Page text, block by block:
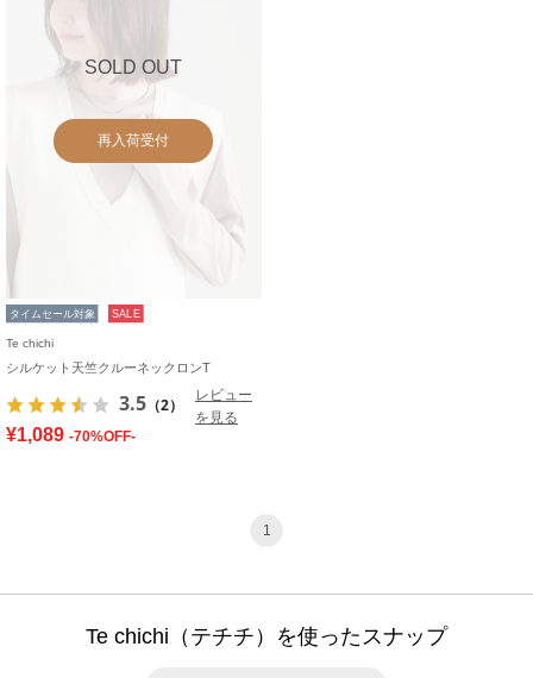
SOLD OUT
再入荷受付
タイムセール対象 SALE
Te chichi
シルケット天竺クルーネックロンT
3.5 （2）
レビュー
を見る
¥1,089 -70%OFF-
1
Te chichi（テチチ）を使ったスナップ